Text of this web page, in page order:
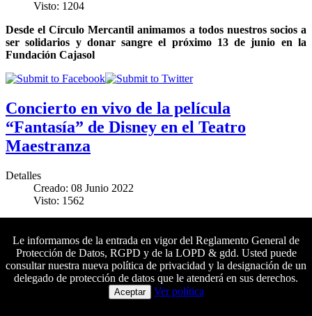
Visto: 1204
Desde el Círculo Mercantil animamos a todos nuestros socios a
ser solidarios y donar sangre el próximo 13 de junio en la
Fundación Cajasol
Concierto en vivo de la película
“Fantasía” de Disney en el Teatro
Maestranza
Detalles
Creado: 08 Junio 2022
Visto: 1562
entradas para este concierto de la Real Orquesta Sinfónica de
Sevilla que tendrá lugar el próximo fin de semana
‘Una vida a todo color’ y el arte de vivir
Colaboradores principales
Le informamos de la entrada en vigor del Reglamento General de
Protección de Datos, RGPD y de la LOPD & gdd. Usted puede
consultar nuestra nueva política de privacidad y la designación de un
delegado de protección de datos que le atenderá en sus derechos.
Aceptar Ver política